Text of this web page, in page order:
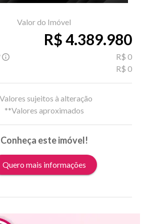
Valor do Imóvel
R$ 4.389.980
R$ 0
R$ 0
sujeitos à alteração
**Valores aproximados
Conheça este imóvel!
Quero mais informações